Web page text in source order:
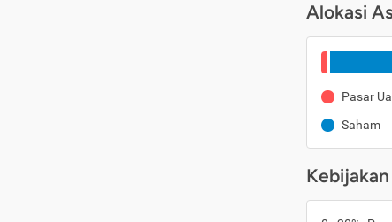
Alokasi
Pasar
Saham